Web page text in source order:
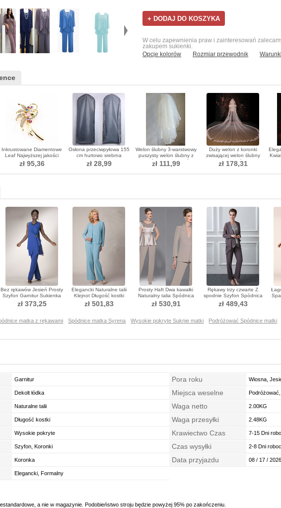
W celu zapewnienia praw i zainteresowań
zakupem sukienki.
Opcje kolorów
Rozmiar przewodnik
Inkrustowane Diamentowe
Leaf Najwyższej jakości
Crystal Women Flowers
Broszka
zł 95,36
Osłona przeciwpyłowa 155
cm hurtowo srebrna
przezroczysta ślubna torba
na kurz
zł 28,99
Welon ślubny 3-warstwowy
puszysty welon ślubny z
pereł ślubny welon krótki
zł 111,99
Duży welon z koronki
zwisającej welon ślubny
długi welon ślubny
zł 178,31
Bez rękawów Jesień Prosty
Szyfon Garnitur Sukienka
matka garnitury
zł 373,25
Elegancki Naturalne talii
Klejnot Długość kostki
Sukienka matka garnitury
zł 501,83
Prosty Haft Dwa kawałki
Naturalny talia Spódnica
matka garnitury
zł 530,91
Rękawy trzy czwarte Z
spodnie Szyfon Spódnica
matka garnitury
zł 489,43
matka z rękawami Spódnice matka Syrena Wysokie pokryte Suknie matki Podróżować Spódnice matki
Garnitur Pora roku Wiosna,
Dekolt łódka Miejsca weselne
Naturalne talii Waga netto 2.00KG
Długość kostki Waga przesyłki 2.48KG
Wysokie pokryte Krawiectwo Czas 7-15 Dni
Szyfon, Koronki Czas wysyłki 2-8 Dni
Koronka Data przyjazdu 08 / 17 /
Elegancki, Formalny
a nie w magazynie. Podobieństwo stroju będzie powyżej 95% po zakończeniu.